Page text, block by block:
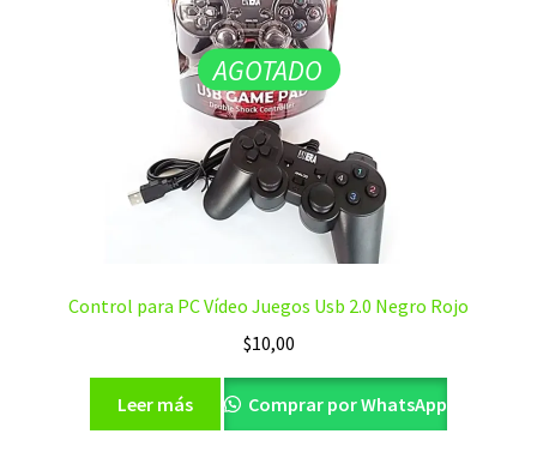
AGOTADO
Control para PC Vídeo Juegos Usb 2.0 Negro Rojo
$10,00
Leer más Comprar por WhatsApp